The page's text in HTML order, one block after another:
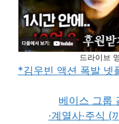
드라이브
*김우빈 액션 폭발 넷
베이스 그룹
·계열사·주식 (